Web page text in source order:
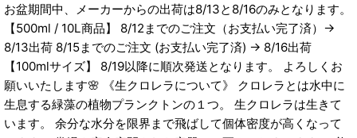
お盆期間中、メーカーからの出荷は8/13と8/16のみとなります。
【500ml / 10L商品】 8/12までのご注文（お支払い完了済）→
8/13出荷 8/15までのご注文 (お支払い完了済) → 8/16出荷
【100mlサイズ】 8/19以降に順次発送となります。 よろしくお
願いいたします🌸 《生クロレラについて》 クロレラとは水中に
生息する緑藻の植物プランクトンの１つ。 生クロレラは生きて
います。 余分な水分を限界まで飛ばして個体密度が高くなって